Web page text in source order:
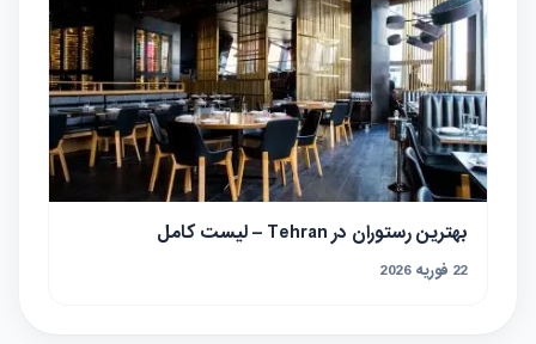
بهترین رستوران در Tehran – لیست کامل
22 فوریه 2026